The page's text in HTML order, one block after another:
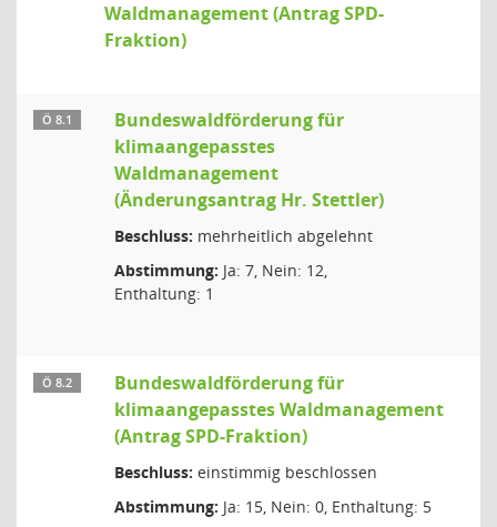
Waldmanagement (Antrag SPD-
Fraktion)
Ö 8.1
Bundeswaldförderung für
klimaangepasstes
Waldmanagement
(Änderungsantrag Hr. Stettler)
Beschluss: mehrheitlich abgelehnt
Abstimmung: Ja: 7, Nein: 12,
Enthaltung: 1
Ö 8.2
Bundeswaldförderung für
klimaangepasstes Waldmanagement
(Antrag SPD-Fraktion)
Beschluss: einstimmig beschlossen
Abstimmung: Ja: 15, Nein: 0, Enthaltung: 5